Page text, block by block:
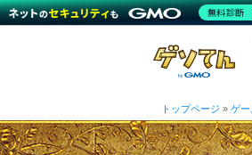
トップページ » ゲー
無料診断